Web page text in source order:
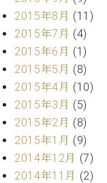
調
律
師
紹
介
律
料
金
表
お
問
2015年8月 (11)
2015年7月 (4)
2015年6月 (1)
2015年5月 (8)
2015年4月 (10)
2015年3月 (5)
2015年2月 (8)
2015年1月 (9)
2014年12月 (7)
2014年11月 (2)